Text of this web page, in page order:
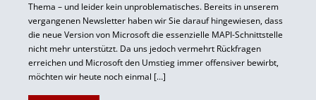
Thema – und leider kein unproblematisches. Bereits in unserem
vergangenen Newsletter haben wir Sie darauf hingewiesen, dass
die neue Version von Microsoft die essenzielle MAPI-Schnittstelle
nicht mehr unterstützt. Da uns jedoch vermehrt Rückfragen
erreichen und Microsoft den Umstieg immer offensiver bewirbt,
möchten wir heute noch einmal […]